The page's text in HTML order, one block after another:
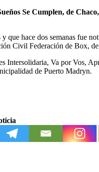
Se Cumplen, de
hace dos semanas fue
Civil Federación de Box,
Va por Vos,
de Puerto Madryn.